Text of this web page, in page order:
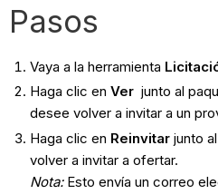
Pasos
Vaya a la herramienta
Haga clic en Verjunto al
desee volver a invitar a un
Haga clic en Reinvitarjunto
volver a invitar a ofertar.
Nota:Esto envía un correo